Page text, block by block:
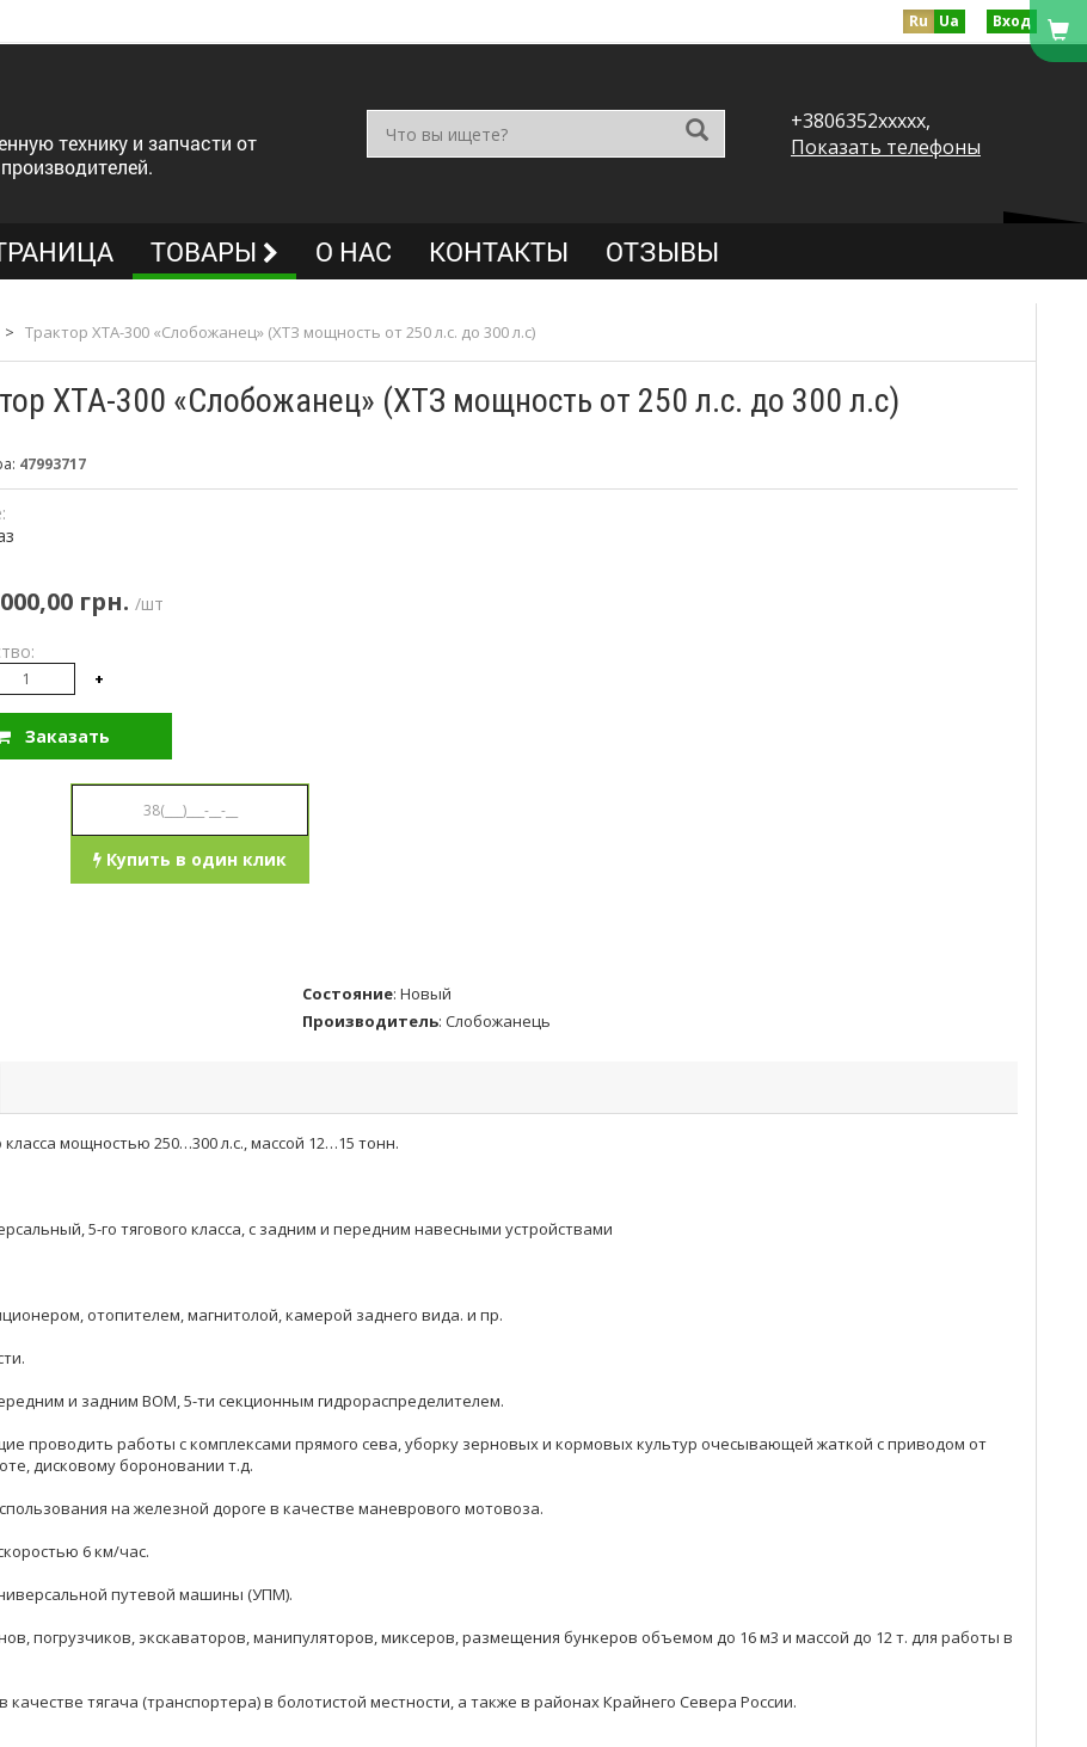
Ru Ua Вход
технику и запчасти от
+3806352xxxxx,
Показать телефоны
ТОВАРЫ О НАС КОНТАКТЫ ОТЗЫВЫ
> Трактор ХТА-300 «Слобожанец» (ХТЗ мощность от 250 л.с. до 300 л.с)
ХТА-300 «Слобожанец» (ХТЗ мощность от 250 л.с. до 300 л.с)
47993717
грн. /шт
+
Заказать
Купить в один клик
Состояние: Новый
Производитель: Слобожанець
мощностью 250…300 л.с., массой 12…15 тонн.
5-го тягового класса, с задним и передним навесными устройствами
отопителем, магнитолой, камерой заднего вида. и пр.
и задним ВОМ, 5-ти секционным гидрораспределителем.
проводить работы с комплексами прямого сева, уборку зерновых и кормовых культур очесывающей жаткой с приводом от
дисковому бороновании т.д.
на железной дороге в качестве маневрового мотовоза.
6 км/час.
путевой машины (УПМ).
погрузчиков, экскаваторов, манипуляторов, миксеров, размещения бункеров объемом до 16 м3 и массой до 12 т. для работы в
тягача (транспортера) в болотистой местности, а также в районах Крайнего Севера России.